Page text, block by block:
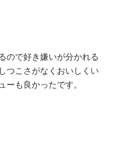
ので好き嫌いが分かれる
つこさがなくおいしくい
ーも良かったです。